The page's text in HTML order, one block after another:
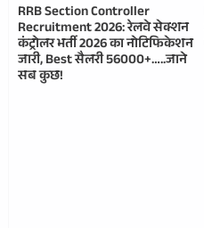
RRB Section Controller
Recruitment 2026: रेलवे सेक्शन
कंट्रोलर भर्ती 2026 का नोटिफिकेशन
जारी, Best सैलरी 56000+…..जाने
सब कुछ!